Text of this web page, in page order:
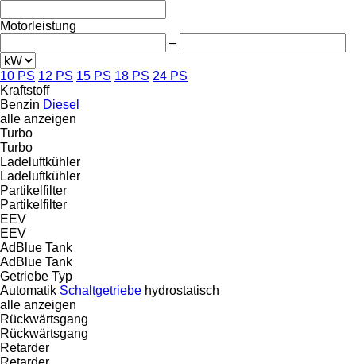
Motorleistung
–
10 PS 12 PS 15 PS 18 PS 24 PS
Kraftstoff
Benzin Diesel
alle anzeigen
Turbo
Turbo
Ladeluftkühler
Ladeluftkühler
Partikelfilter
Partikelfilter
EEV
EEV
AdBlue Tank
AdBlue Tank
Getriebe Typ
Automatik Schaltgetriebe hydrostatisch
alle anzeigen
Rückwärtsgang
Rückwärtsgang
Retarder